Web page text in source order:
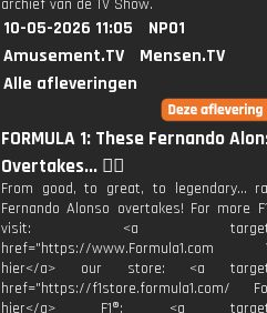
archief van de TV Show.
10-05-2026 11:05
NPO1
Amusement.TV
Mensen.TV
Alle afleveringen
FORMULA 1: These Fernando
Overtakes... 😮‍💨
From good, to great, to legendary...
Fernando Alonso overtakes! For more
visit: <a
href="https://www.Formula1.com
hier</a> our store: <a
href="https://f1store.formula1.com/
hier</a> F1®: <a